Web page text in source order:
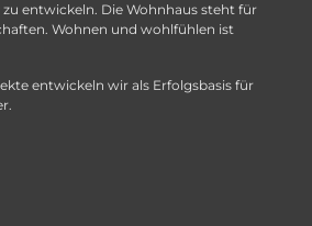
entwickeln. Die Wohnhaus steht für
Wohnen und wohlfühlen ist
entwickeln wir als Erfolgsbasis für